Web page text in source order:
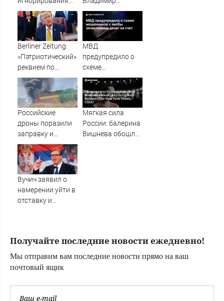
Западом
терроризма
Киева
Костюш
обратился к
населению
Хакасии
Berliner Zeitung:
«Пэтриотический»
реквием по
Украине Трампом
сыгран по нотам
Путина
МВД
предупредило о
схеме
мошенников с
якобы
зачислением
денег на счет
Российские
дроны поразили
заправку и
автостоянку в
зоне
спецоперации
Мягкая сила
России: балерина
Вишнева обошла
Вучич заявил о
намерении уйти в
отставку и
Получайте последние новости ежедневно!
Мы отправим вам последние новости прямо на ваш
почтовый ящик